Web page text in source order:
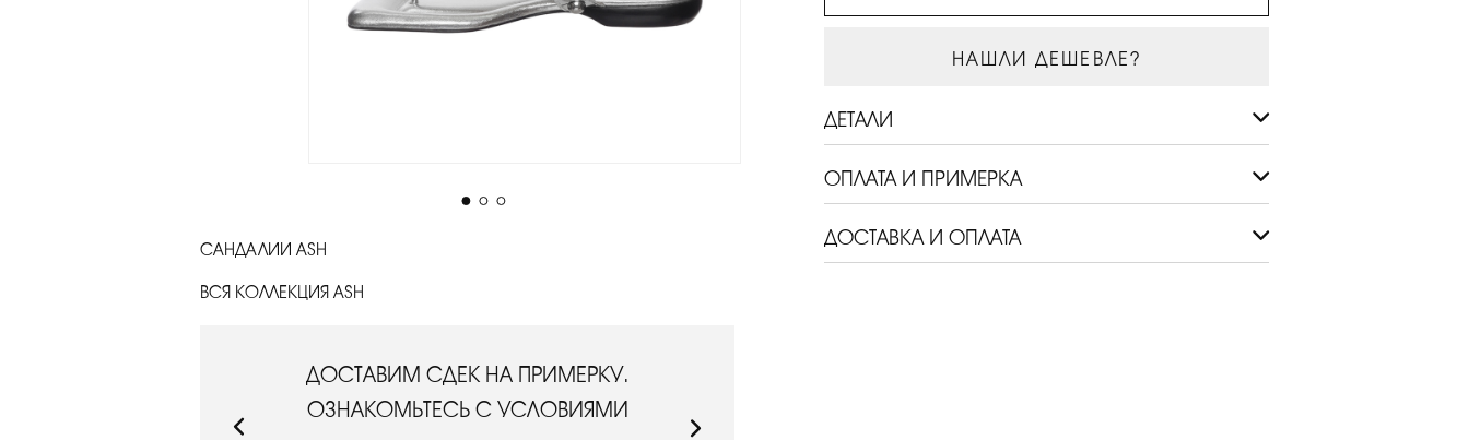
САНДАЛИИ ASH
ВСЯ КОЛЛЕКЦИЯ ASH
ДОСТАВИМ СДЕК НА ПРИМЕРКУ.
ОЗНАКОМЬТЕСЬ С УСЛОВИЯМИ
НАШЛИ ДЕШЕВЛЕ?
ДЕТАЛИ
ОПЛАТА И ПРИМЕРКА
ДОСТАВКА И ОПЛАТА